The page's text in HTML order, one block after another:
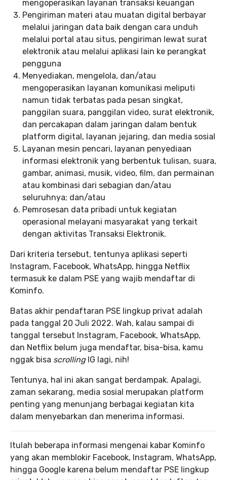
mengoperasikan layanan transaksi keuangan
Pengiriman materi atau muatan digital berbayar
melalui jaringan data baik dengan cara unduh
melalui portal atau situs, pengiriman lewat surat
elektronik atau melalui aplikasi lain ke perangkat
pengguna
Menyediakan, mengelola, dan/atau
mengoperasikan layanan komunikasi meliputi
namun tidak terbatas pada pesan singkat,
panggilan suara, panggilan video, surat elektronik,
dan percakapan dalam jaringan dalam bentuk
platform digital, layanan jejaring, dan media sosial
Layanan mesin pencari, layanan penyediaan
informasi elektronik yang berbentuk tulisan, suara,
gambar, animasi, musik, video, film, dan permainan
atau kombinasi dari sebagian dan/atau
seluruhnya; dan/atau
Pemrosesan data pribadi untuk kegiatan
operasional melayani masyarakat yang terkait
dengan aktivitas Transaksi Elektronik.
Dari kriteria tersebut, tentunya aplikasi seperti
Instagram, Facebook, WhatsApp, hingga Netflix
termasuk ke dalam PSE yang wajib mendaftar di
Kominfo.
Batas akhir pendaftaran PSE lingkup privat adalah
pada tanggal 20 Juli 2022. Wah, kalau sampai di
tanggal tersebut Instagram, Facebook, WhatsApp,
dan Netflix belum juga mendaftar, bisa-bisa, kamu
nggak bisa scrolling IG lagi, nih!
Tentunya, hal ini akan sangat berdampak. Apalagi,
zaman sekarang, media sosial merupakan platform
penting yang menunjang berbagai kegiatan kita
dalam menyebarkan dan menerima informasi.
Itulah beberapa informasi mengenai kabar Kominfo
yang akan memblokir Facebook, Instagram, WhatsApp,
hingga Google karena belum mendaftar PSE lingkup